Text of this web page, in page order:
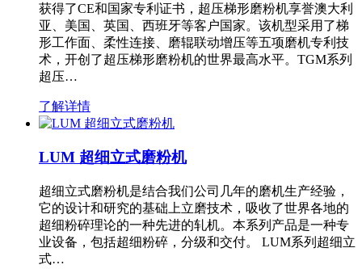
获得了CE和国家专利证书，超压梯形磨粉机享誉澳大利
亚、美国、英国、西班牙等客户国家。该机型采用了梯
形工作面、柔性连接、磨辊联动增压等五项磨机专利技
术，开创了超压梯形磨粉机的世界最高水平。TGM系列
超压…
了解详情
LUM 超细立式磨粉机
超细立式磨粉机是结合我们公司几年的磨机生产经验，
它的设计和研究的基础上立磨技术，吸收了世界各地的
超细粉碎理论的一种先进的轧机。本系列产品是一种专
业设备，包括超细粉碎，分级和交付。 LUM系列超细立
式…